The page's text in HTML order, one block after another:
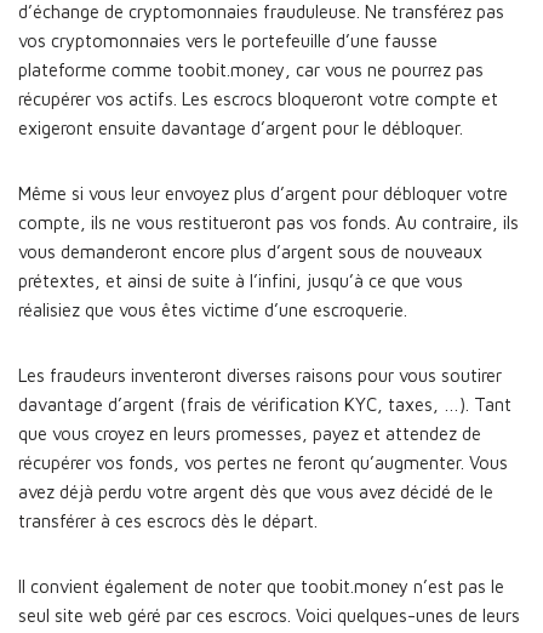
d’échange de cryptomonnaies frauduleuse. Ne transférez pas
vos cryptomonnaies vers le portefeuille d’une fausse
plateforme comme toobit.money, car vous ne pourrez pas
récupérer vos actifs. Les escrocs bloqueront votre compte et
exigeront ensuite davantage d’argent pour le débloquer.
Même si vous leur envoyez plus d’argent pour débloquer votre
compte, ils ne vous restitueront pas vos fonds. Au contraire, ils
vous demanderont encore plus d’argent sous de nouveaux
prétextes, et ainsi de suite à l’infini, jusqu’à ce que vous
réalisiez que vous êtes victime d’une escroquerie.
Les fraudeurs inventeront diverses raisons pour vous soutirer
davantage d’argent (frais de vérification KYC, taxes, …). Tant
que vous croyez en leurs promesses, payez et attendez de
récupérer vos fonds, vos pertes ne feront qu’augmenter. Vous
avez déjà perdu votre argent dès que vous avez décidé de le
transférer à ces escrocs dès le départ.
Il convient également de noter que toobit.money n’est pas le
seul site web géré par ces escrocs. Voici quelques-unes de leurs